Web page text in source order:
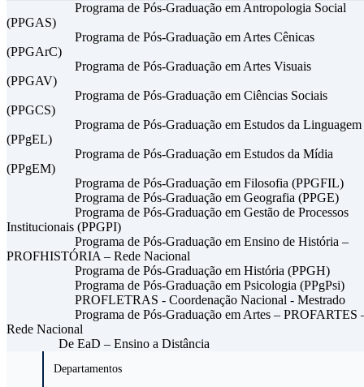
Programa de Pós-Graduação em Antropologia Social
(PPGAS)
Programa de Pós-Graduação em Artes Cênicas
(PPGArC)
Programa de Pós-Graduação em Artes Visuais
(PPGAV)
Programa de Pós-Graduação em Ciências Sociais
(PPGCS)
Programa de Pós-Graduação em Estudos da Linguagem
(PPgEL)
Programa de Pós-Graduação em Estudos da Mídia
(PPgEM)
Programa de Pós-Graduação em Filosofia (PPGFIL)
Programa de Pós-Graduação em Geografia (PPGE)
Programa de Pós-Graduação em Gestão de Processos
Institucionais (PPGPI)
Programa de Pós-Graduação em Ensino de História –
PROFHISTÓRIA – Rede Nacional
Programa de Pós-Graduação em História (PPGH)
Programa de Pós-Graduação em Psicologia (PPgPsi)
PROFLETRAS - Coordenação Nacional - Mestrado
Programa de Pós-Graduação em Artes – PROFARTES
Rede Nacional
De EaD – Ensino a Distância
Departamentos